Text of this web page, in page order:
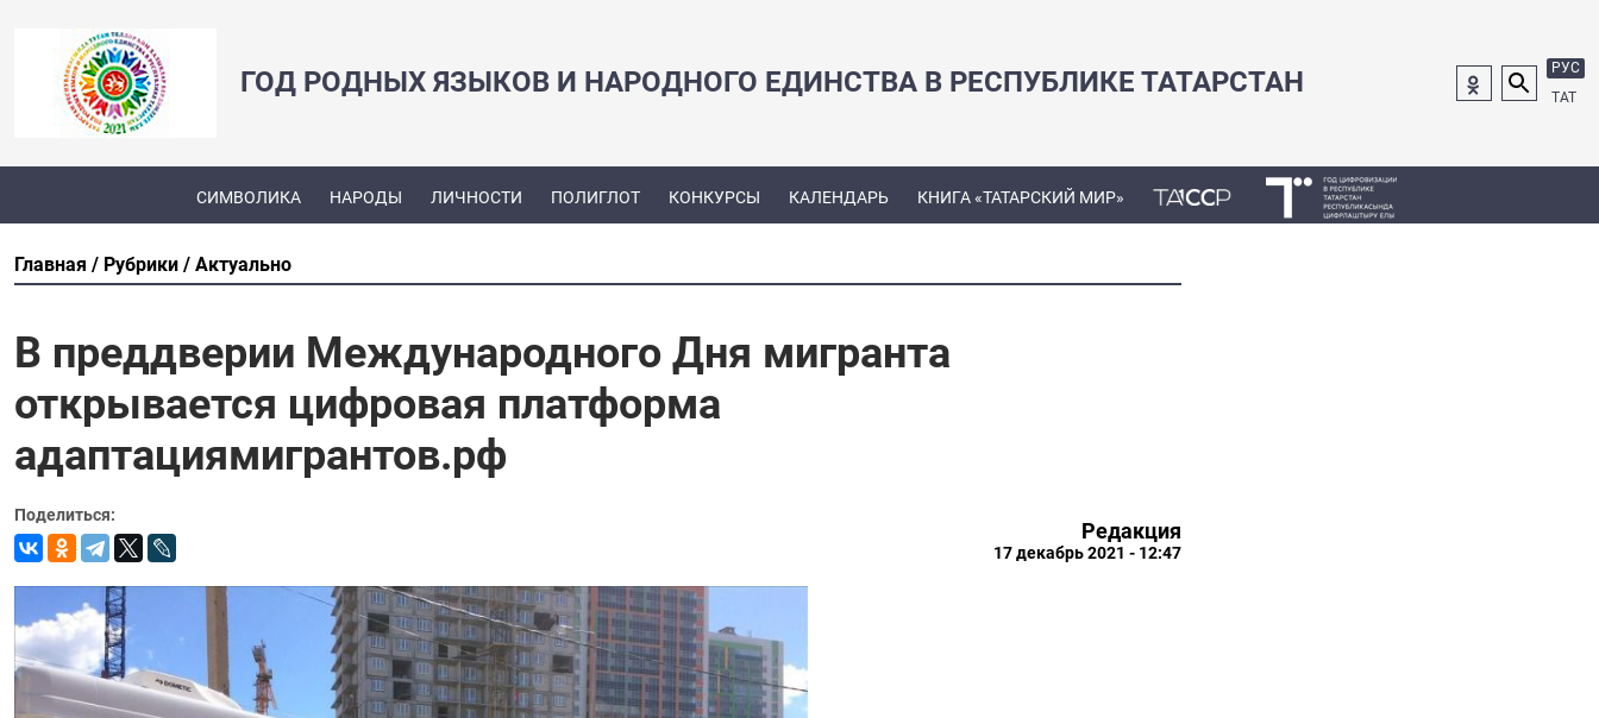
ГОД РОДНЫХ ЯЗЫКОВ И НАРОДНОГО ЕДИНСТВА В РЕСПУБЛИКЕ ТАТАРСТАН
РУС
ТАТ
СИМВОЛИКА НАРОДЫ ЛИЧНОСТИ ПОЛИГЛОТ КОНКУРСЫ КАЛЕНДАРЬ КНИГА «ТАТАРСКИЙ МИР»
Главная Рубрики Актуально
В преддверии Международного Дня мигранта
открывается цифровая платформа
адаптациямигрантов.рф
Поделиться:
Редакция
17 декабрь 2021 - 12:47